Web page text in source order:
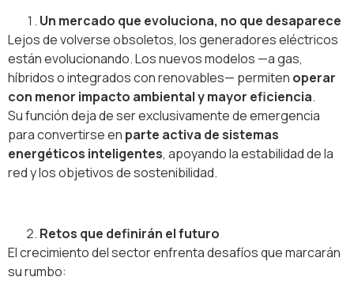
Un mercado que evoluciona, no que desaparece
Lejos de volverse obsoletos, los generadores eléctricos
están evolucionando. Los nuevos modelos —a gas,
híbridos o integrados con renovables— permiten operar
con menor impacto ambiental y mayor eficiencia.
Su función deja de ser exclusivamente de emergencia
para convertirse en parte activa de sistemas
energéticos inteligentes, apoyando la estabilidad de la
red y los objetivos de sostenibilidad.
Retos que definirán el futuro
El crecimiento del sector enfrenta desafíos que marcarán
su rumbo: